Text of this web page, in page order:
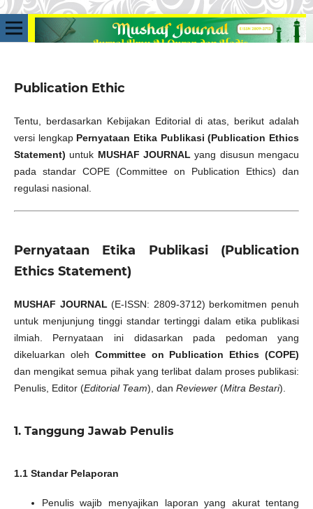
Publication Ethic
Tentu, berdasarkan Kebijakan Editorial di atas, berikut adalah
versi lengkap Pernyataan Etika Publikasi (Publication Ethics
Statement) untuk MUSHAF JOURNAL yang disusun mengacu
pada standar COPE (Committee on Publication Ethics) dan
regulasi nasional.
Pernyataan Etika Publikasi (Publication
Ethics Statement)
MUSHAF JOURNAL (E-ISSN: 2809-3712) berkomitmen penuh
untuk menjunjung tinggi standar tertinggi dalam etika publikasi
ilmiah. Pernyataan ini didasarkan pada pedoman yang
dikeluarkan oleh Committee on Publication Ethics (COPE)
dan mengikat semua pihak yang terlibat dalam proses publikasi:
Penulis, Editor (Editorial Team), dan Reviewer(Mitra Bestari).
1. Tanggung Jawab Penulis
1.1 Standar Pelaporan
Penulis wajib menyajikan laporan yang akurat tentang